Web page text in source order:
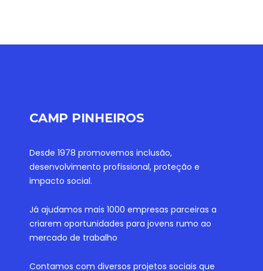
CAMP PINHEIROS
Desde 1978 promovemos inclusão,
desenvolvimento profissional, proteção e
impacto social.
Já ajudamos mais 1000 empresas parceiras a
criarem oportunidades para jovens rumo ao
mercado de trabalho
Contamos com diversos projetos sociais que